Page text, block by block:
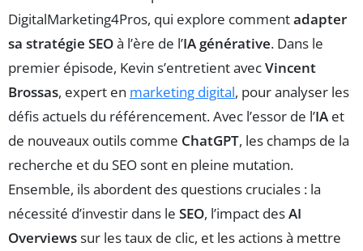
DigitalMarketing4Pros, qui explore commentadapter
sa stratégie SEOà l’ère de l’IA générative. Dans le
premier épisode, Kevin s’entretient avecVincent
Brossas, expert en marketing digital, pour analyser les
défis actuels du référencement. Avec l’essor de l’IA et
de nouveaux outils comme ChatGPT, les champs de la
recherche et du SEO sont en pleine mutation.
Ensemble, ils abordent des questions cruciales : la
nécessité d’investir dans le SEO, l’impact desAI
Overviewssur les taux de clic, et les actions à mettre